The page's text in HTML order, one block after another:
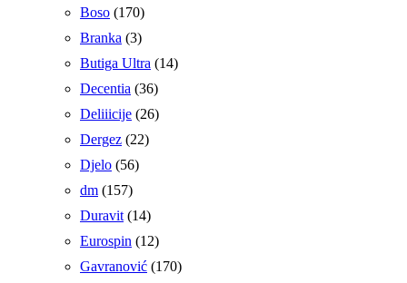
Boso (170)
Branka (3)
Butiga Ultra (14)
Decentia (36)
Deliiicije (26)
Dergez (22)
Djelo (56)
dm (157)
Duravit (14)
Eurospin (12)
Gavranović (170)